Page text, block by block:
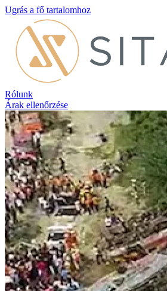
Ugrás a fő tartalomhoz
Rólunk
Árak ellenőrzése